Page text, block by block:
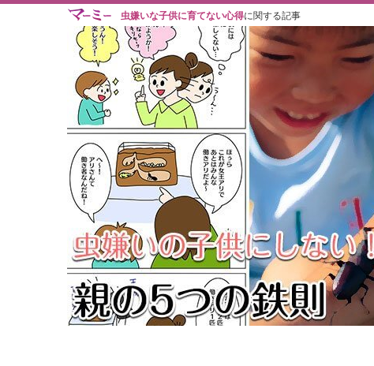
虫嫌いな子供に育てない心得に関する記事